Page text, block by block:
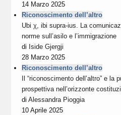
14 Marzo 2025
Riconoscimento dell’altro
Ubi χ, ibi supra-ius. La
norme sull’asilo e l’immigrazione
di Iside Gjergji
28 Marzo 2025
Riconoscimento dell’altro
Il “riconoscimento dell’altro” e
prospettiva nell’orizzonte
diAlessandra Pioggia
10 Aprile 2025